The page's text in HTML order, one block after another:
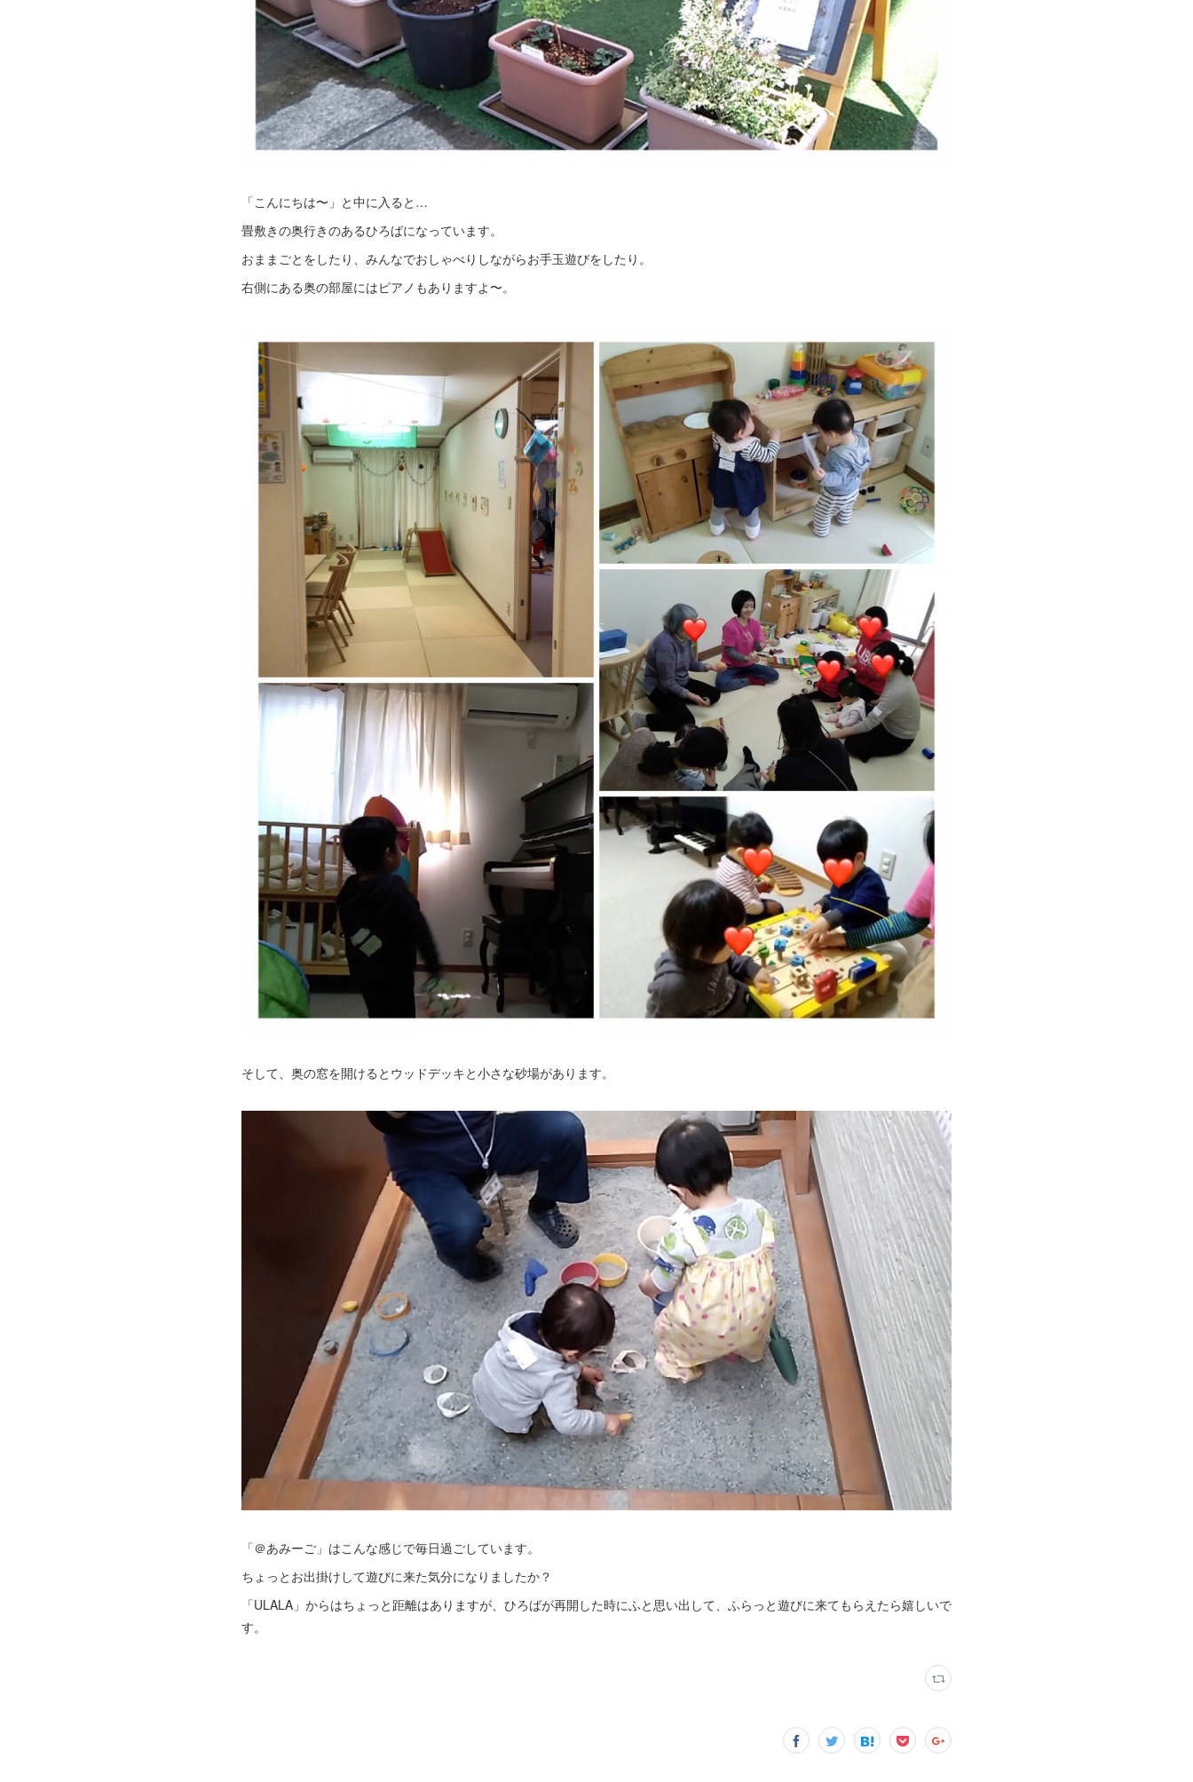
「こんにちは〜」と中に入ると…
畳敷きの奥行きのあるひろばになっています。
おままごとをしたり、みんなでおしゃべりしながらお手玉遊びをしたり。
右側にある奥の部屋にはピアノもありますよ〜。
そして、奥の窓を開けるとウッドデッキと小さな砂場があります。
「＠あみーご」はこんな感じで毎日過ごしています。
ちょっとお出掛けして遊びに来た気分になりましたか？
「ULALA」からはちょっと距離はありますが、ひろばが再開した時にふと思い出して、ふらっと遊びに来てもらえたら嬉しいで
す。